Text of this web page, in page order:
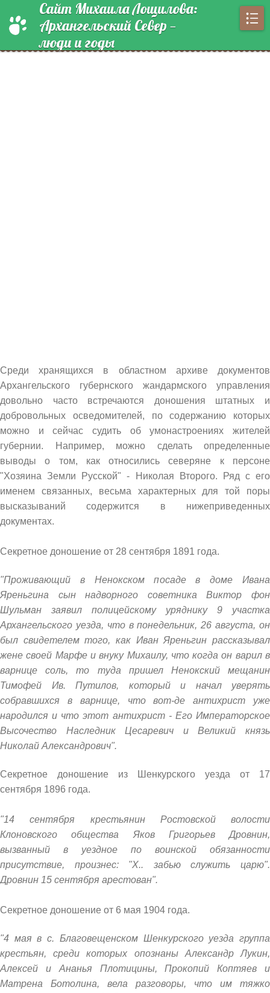
Сайт Михаила Лощилова:
Архангельский Север —
люди и годы
Среди хранящихся в областном архиве документов
Архангельского губернского жандармского управления
довольно часто встречаются доношения штатных и
добровольных осведомителей, по содержанию которых
можно и сейчас судить об умонастроениях жителей
губернии. Например, можно сделать определенные
выводы о том, как относились северяне к персоне
"Хозяина Земли Русской" - Николая Второго. Ряд с его
именем связанных, весьма характерных для той поры
высказываний содержится в нижеприведенных
документах.
Секретное доношение от 28 сентября 1891 года.
"Проживающий в Ненокском посаде в доме Ивана
Яреньгина сын надворного советника Виктор фон
Шульман заявил полицейскому уряднику 9 участка
Архангельского уезда, что в понедельник, 26 августа, он
был свидетелем того, как Иван Яреньгин рассказывал
жене своей Марфе и внуку Михаилу, что когда он варил в
варнице соль, то туда пришел Ненокский мещанин
Тимофей Ив. Путилов, который и начал уверять
собравшихся в варнице, что вот-де антихрист уже
народился и что этот антихрист - Его Императорское
Высочество Наследник Цесаревич и Великий князь
Николай Александрович".
Секретное доношение из Шенкурского уезда от 17
сентября 1896 года.
"14 сентября крестьянин Ростовской волости
Клоновского общества Яков Григорьев Дровнин,
вызванный в уездное по воинской обязанности
присутствие, произнес: "Х.. забью служить царю".
Дровнин 15 сентября арестован".
Секретное доношение от 6 мая 1904 года.
"4 мая в с. Благовещенском Шенкурского уезда группа
крестьян, среди которых опознаны Александр Лукин,
Алексей и Ананья Плотицины, Прокопий Коптяев и
Матрена Ботолина, вела разговоры, что им тяжко